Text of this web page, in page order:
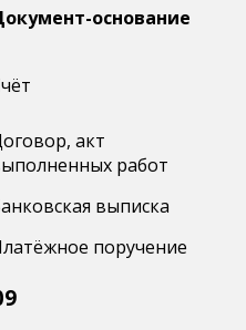
основание
акт
работ
выписка
поручение